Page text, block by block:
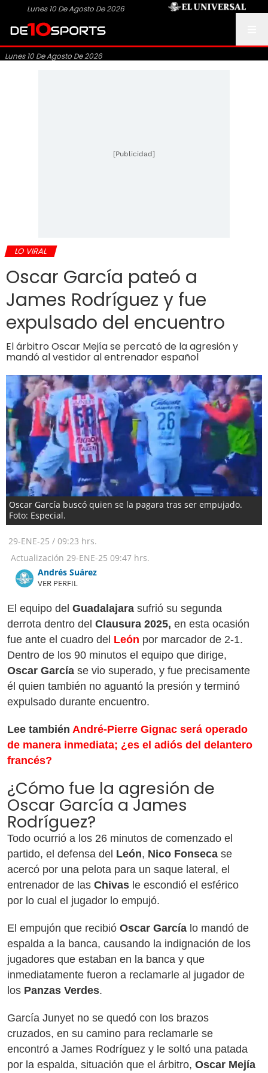
Lunes 10 De Agosto De 2026
Lunes 10 De Agosto De 2026
[Publicidad]
LO VIRAL
Oscar García pateó a
James Rodríguez y fue
expulsado del encuentro
El árbitro Oscar Mejía se percató de la agresión y
mandó al vestidor al entrenador español
Oscar García buscó quien se la pagara tras ser empujado.
Foto: Especial.
29-ENE-25 / 09:23 hrs.
Actualización 29-ENE-25 09:47 hrs.
Andrés Suárez
VER PERFIL
El equipo del Guadalajara sufrió su segunda
derrota dentro del Clausura 2025, en esta ocasión
fue ante el cuadro del León por marcador de 2-1.
Dentro de los 90 minutos el equipo que dirige,
Oscar García se vio superado, y fue precisamente
él quien también no aguantó la presión y terminó
expulsado durante encuentro.
Lee también André-Pierre Gignac será operado
de manera inmediata; ¿es el adiós del delantero
francés?
¿Cómo fue la agresión de
Oscar García a James
Rodríguez?
Todo ocurrió a los 26 minutos de comenzado el
partido, el defensa del León, Nico Fonseca se
acercó por una pelota para un saque lateral, el
entrenador de las Chivas le escondió el esférico
por lo cual el jugador lo empujó.
El empujón que recibió Oscar García lo mandó de
espalda a la banca, causando la indignación de los
jugadores que estaban en la banca y que
inmediatamente fueron a reclamarle al jugador de
los Panzas Verdes.
García Junyet no se quedó con los brazos
cruzados, en su camino para reclamarle se
encontró a James Rodríguez y le soltó una patada
por la espalda, situación que el árbitro, Oscar Mejía